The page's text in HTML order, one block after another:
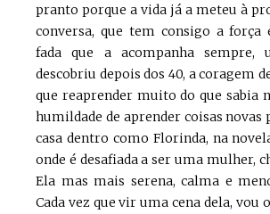
pranto porque a vida já a meteu à
conversa, que tem consigo a força
fada que a acompanha sempre,
descobriu depois dos 40, a coragem
que reaprender muito do que sabia
humildade de aprender coisas novas
casa dentro como Florinda, na novela
onde é desafiada a ser uma mulher,
Ela mas mais serena, calma e
Cada vez que vir uma cena dela, vou